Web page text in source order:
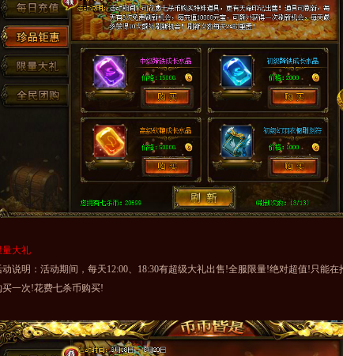
大礼
明：活动期间，每天12:00、18:30有超级大礼出售!全服限量!绝对超值!只能在
买一次!花费七杀币购买!